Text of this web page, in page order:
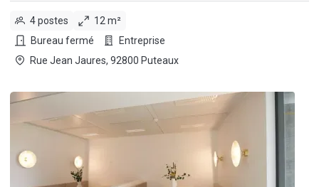
4 postes
12 m²
Bureau fermé
Entreprise
Rue Jean Jaures, 92800 Puteaux